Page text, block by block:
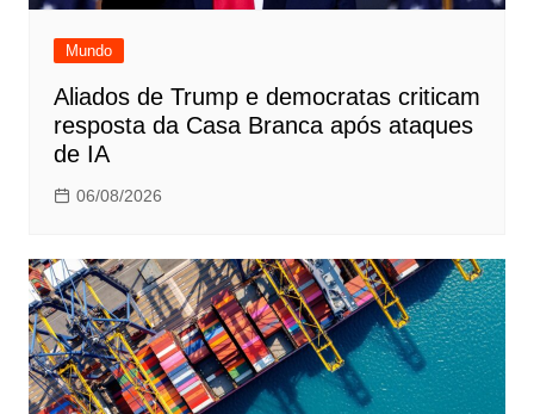
Mundo
Aliados de Trump e democratas criticam
resposta da Casa Branca após ataques
de IA
06/08/2026